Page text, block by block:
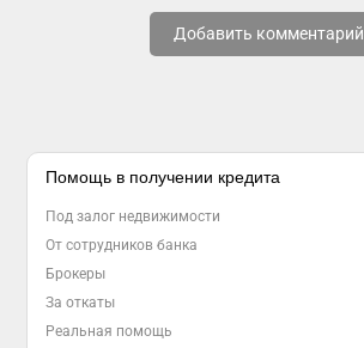
Добавить комментарий
Помощь в получении кредита
Под залог недвижимости
От сотрудников банка
Брокеры
За откаты
Реальная помощь